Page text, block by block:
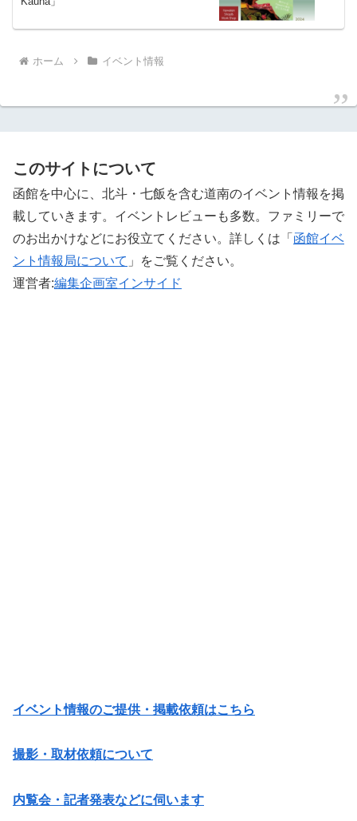
ホーム イベント情報
このサイトについて
函館を中心に、北斗・七飯を含む道南のイベント情報を掲
載していきます。イベントレビューも多数。ファミリーで
のお出かけなどにお役立てください。詳しくは「 函館イベ
ント情報局について 」をご覧ください。 ‎
運営者:編集企画室インサイド
イベント情報のご提供・掲載依頼はこちら
撮影・取材依頼について
内覧会・記者発表などに伺います